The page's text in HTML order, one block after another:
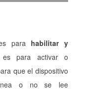
para habilitar y
para activar o
que el dispositivo
o no se lee